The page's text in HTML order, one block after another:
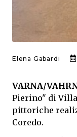
Elena Gabardi
VARNA/
Pierino" di
pittoriche
Coredo.